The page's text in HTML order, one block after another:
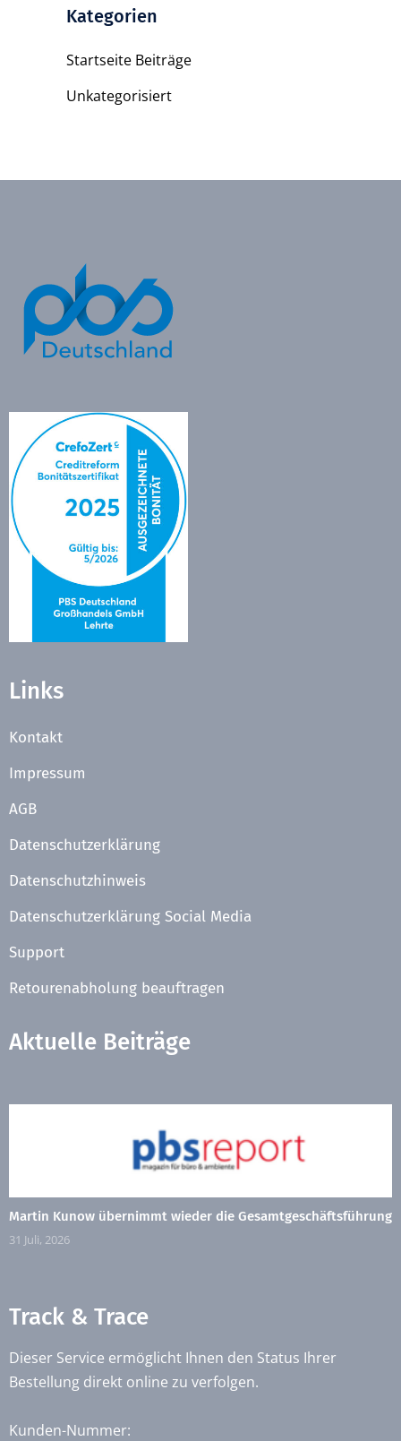
Kategorien
Startseite Beiträge
Unkategorisiert
Links
Kontakt
Impressum
AGB
Datenschutzerklärung
Datenschutzhinweis
Datenschutzerklärung Social Media
Support
Retourenabholung beauftragen
Aktuelle Beiträge
Martin Kunow übernimmt wieder die Gesamtgeschäftsführung
31 Juli, 2026
Track & Trace
Dieser Service ermöglicht Ihnen den Status Ihrer
Bestellung direkt online zu verfolgen.
Kunden-Nummer: